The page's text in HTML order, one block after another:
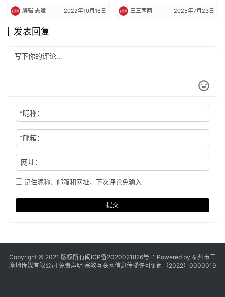
编辑 志斌 2022年10月18日 三三两两 2025年7月23日
发表回复
*昵称：
*邮箱：
网址：
记住昵称、邮箱和网址，下次评论免输入
提交
Copyright © 2021 版权所有闽ICP备2020021826号-1 Powered by 福州市三
摩地传媒有限公司 免责声明 宗教互联网信息传播许可证闽（2022）0000019